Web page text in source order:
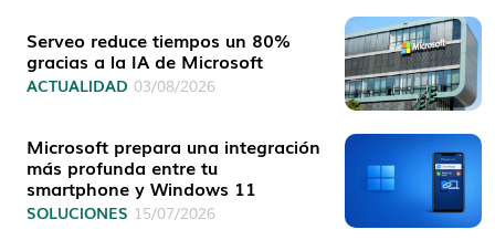
Serveo reduce tiempos un 80%
gracias a la IA de Microsoft
ACTUALIDAD 03/08/2026
Microsoft prepara una integración
más profunda entre tu
smartphone y Windows 11
SOLUCIONES 15/07/2026